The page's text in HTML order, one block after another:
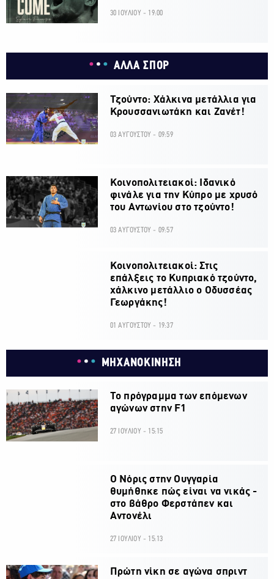
30 ΙΟΥΛΙΟΥ - 19:00
ΑΛΛΑ ΣΠΟΡ
Τζούντο: Χάλκινα μετάλλια για
Κρουσσανιωτάκη και Ζανέτ!
03 ΑΥΓΟΥΣΤΟΥ - 09:59
Κοινοπολιτειακοί: Ιδανικό
φινάλε για την Κύπρο με χρυσό
του Αντωνίου στο τζούντο!
03 ΑΥΓΟΥΣΤΟΥ - 09:57
Κοινοπολιτειακοί: Στις
επάλξεις το Κυπριακό τζούντο,
χάλκινο μετάλλιο ο Οδυσσέας
Γεωργάκης!
01 ΑΥΓΟΥΣΤΟΥ - 19:37
ΜΗΧΑΝΟΚΙΝΗΣΗ
Το πρόγραμμα των επόμενων
αγώνων στην F1
27 ΙΟΥΛΙΟΥ - 15:15
O Νόρις στην Ουγγαρία
θυμήθηκε πώς είναι να νικάς -
στο βάθρο Φερστάπεν και
Αντονέλι
27 ΙΟΥΛΙΟΥ - 15:13
Πρώτη νίκη σε αγώνα σπριντ